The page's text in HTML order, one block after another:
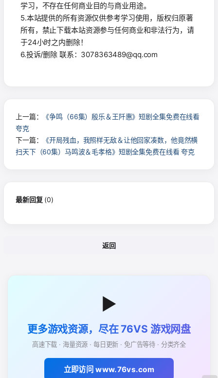
学习，不存在任何商业目的与商业用途。
5.本站提供的所有资源仅供参考学习使用，版权归原著
所有，禁止下载本站资源参与任何商业和非法行为，请
于24小时之内删除！
6.投诉/删除 联系：3078363489@qq.com
上一篇：
《争鸣（66集）殷乐＆王阡惠》短剧全集免费在线看
夸克
下一篇：
《开局残血，我照样无敌＆让他回家凑数，他竟然横
扫天下（60集）马鸣波＆毛孝格》短剧全集免费在线看 夸克
最新回复(0)
返回
▶
更多游戏资源，尽在 76VS 游戏网盘
高速下载 · 海量资源 · 每日更新 · 免广告等待 · 分类齐全
立即访问 www.76vs.com